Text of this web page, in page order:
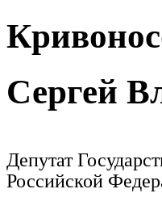
Сергей
Депутат
Российской